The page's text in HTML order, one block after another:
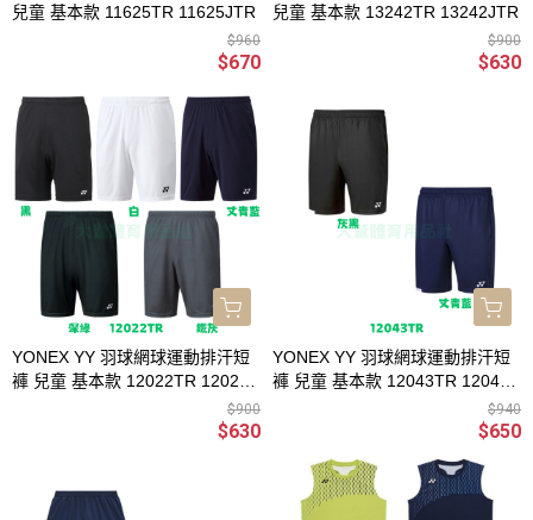
兒童 基本款 11625TR 11625JTR
$960
$670
兒童 基本款 13242TR 13242JTR
$900
$630
YONEX YY 羽球網球運動排汗短
褲 兒童 基本款 12022TR 12022J
$900
$630
YONEX YY 羽球網球運動排汗短
褲 兒童 基本款 12043TR 12043J
$940
$650